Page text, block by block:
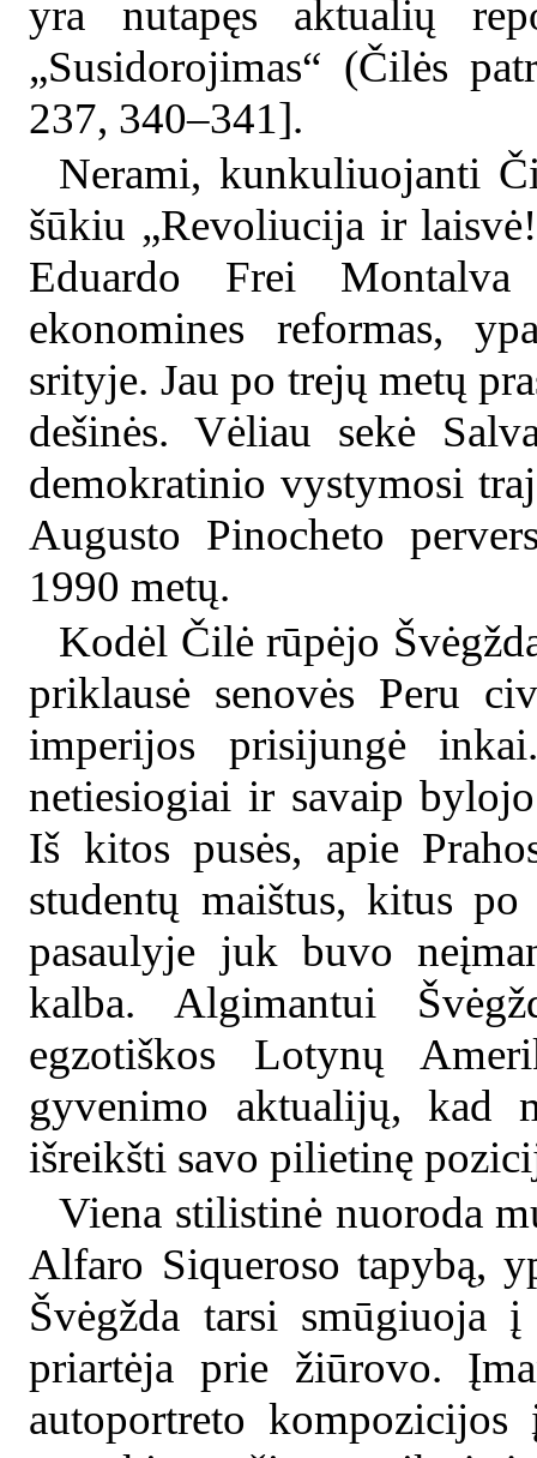
yra nutapęs aktualių
„Susidorojimas“ (Čilės
237, 340–341].
Nerami, kunkuliuojanti
šūkiu „Revoliucija ir
Eduardo Frei
ekonomines reformas,
srityje. Jau po trejų metų
dešinės. Vėliau sekė
demokratinio vystymosi
Augusto Pinocheto
1990 metų.
Kodėl Čilė rūpėjo
priklausė senovės Peru
imperijos prisijungė
netiesiogiai ir savaip
Iš kitos pusės, apie
studentų maištus, kitus
pasaulyje juk buvo
kalba. Algimantui
egzotiškos Lotynų
gyvenimo aktualijų, kad
išreikšti savo pilietinę
Viena stilistinė nuoroda
Alfaro Siqueroso tapybą,
Švėgžda tarsi smūgiuoja
priartėja prie žiūrovo.
autoportreto